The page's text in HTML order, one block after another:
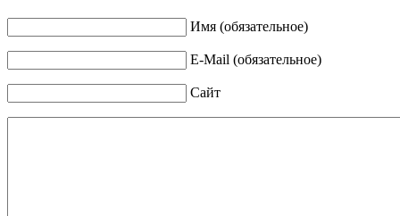
Имя (обязательное)
E-Mail (обязательное)
Сайт